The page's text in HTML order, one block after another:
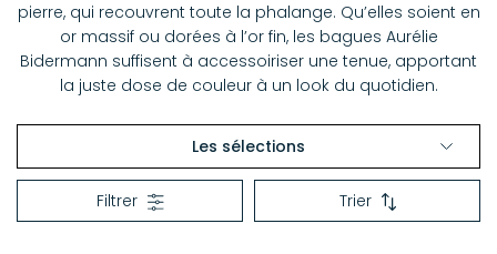
pierre, qui recouvrent toute la phalange. Qu’elles soient en
or massif ou dorées à l’or fin, les bagues Aurélie
Bidermann suffisent à accessoiriser une tenue, apportant
la juste dose de couleur à un look du quotidien.
Les sélections
Bagues
Bracelets
Filtrer Trier